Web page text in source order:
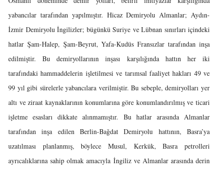
yabancılar tarafından yapılmıştır. Hicaz Demiryolu Almanlar; Aydın-
İzmir Demiryolu İngilizler; bügünkü Suriye ve Lübnan sınırları içindeki
hatlar Şam-Halep, Şam-Beyrut, Yafa-Kudüs Fransızlar tarafından inşa
edilmiştir. Bu demiryollarının inşası karşılığında hattın her iki
tarafındaki hammaddelerin işletilmesi ve tarımsal faaliyet hakları 49 ve
99 yıl gibi sürelerle yabancılara verilmiştir. Bu sebeple, demiryolları yer
altı ve ziraat kaynaklarının konumlarına göre konumlandırılmış ve ticari
işletme esasları dikkate alınmamıştır. Bu hatlar arasında Almanlar
tarafından inşa edilen Berlin-Bağdat Demiryolu hattının, Basra’ya
uzatılması planlanmış, böylece Musul, Kerkük, Basra petrolleri
ayrıcalıklarına sahip olmak amacıyla İngiliz ve Almanlar arasında derin